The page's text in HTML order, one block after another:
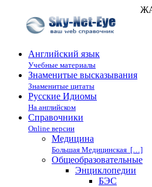
Английский язык
Учебные материалы
Знаменитые высказывания
Знаменитые цитаты
Русские Идиомы
На английском
Справочники
Online версии
Медицина
Большая Медицинская […]
Общеобразовательные
Энциклопедии
БЭС